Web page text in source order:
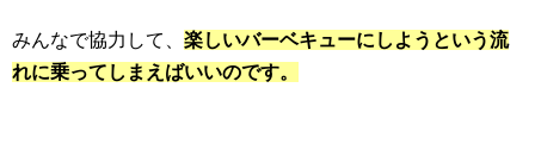
みんなで協力して、 楽しいバーベキューにしようという流
れに乗ってしまえばいいのです。